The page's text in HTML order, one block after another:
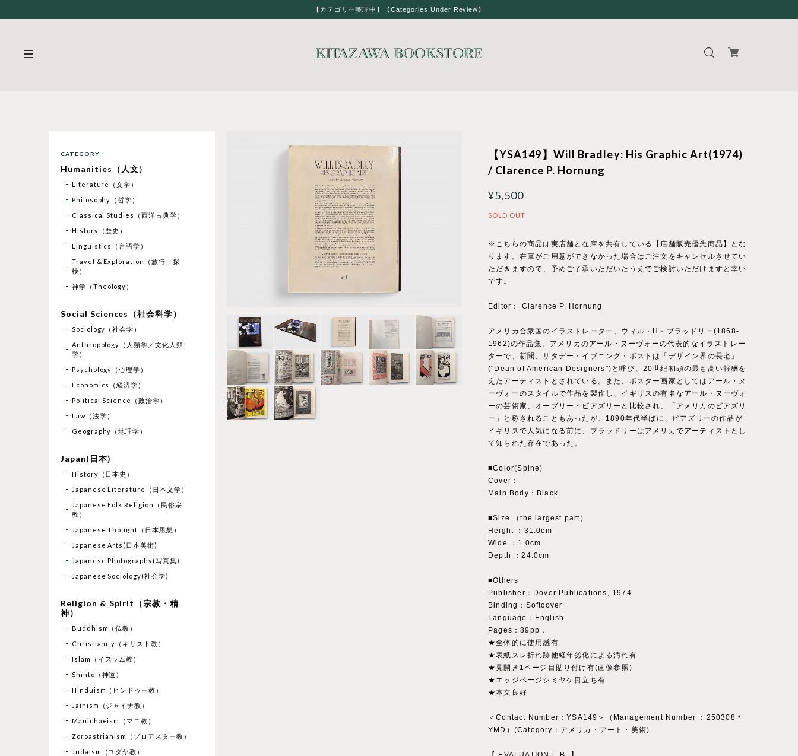
【カテゴリー整理中】【Categories Under Review】
【YSA149】Will Bradley: His Graphic Art(1974)
/ Clarence P. Hornung
¥5,500
SOLD OUT
※こちらの商品は実店舗と在庫を共有している【店舗販売優先商品】とな
ります。在庫がご用意ができなかった場合はご注文をキャンセルさせてい
ただきますので、予めご了承いただいたうえでご検討いただけますと幸い
です。
Editor： Clarence P. Hornung
アメリカ合衆国のイラストレーター、ウィル・H・ブラッドリー(1868-
1962)の作品集。アメリカのアール・ヌーヴォーの代表的なイラストレー
ターで、新聞、サタデー・イブニング・ポストは「デザイン界の長老」
("Dean of American Designers")と呼び、20世紀初頭の最も高い報酬を
えたアーティストとされている。また、ポスター画家としてはアール・ヌ
ーヴォーのスタイルで作品を製作し、イギリスの有名なアール・ヌーヴォ
ーの芸術家、オーブリー・ビアズリーと比較され、「アメリカのビアズリ
ー」と称されることもあったが、1890年代半ばに、ビアズリーの作品が
イギリスで人気になる前に、ブラッドリーはアメリカでアーティストとし
て知られた存在であった。
■Color(Spine)
Cover：‐
Main Body：Black
■Size （the largest part）
Height ：31.0cm
Wide ：1.0cm
Depth ：24.0cm
■Others
Publisher：Dover Publications, 1974
Binding：Softcover
Language：English
Pages：89pp．
★全体的に使用感有
★表紙スレ折れ跡他経年劣化による汚れ有
★見開き1ページ目貼り付け有(画像参照)
★エッジページシミヤケ目立ち有
★本文良好
＜Contact Number：YSA149＞（Management Number ：250308＊
YMD）(Category：アメリカ・アート・美術)
CATEGORY
Humanities（人文）
Literature（文学）
Philosophy（哲学）
Classical Studies（西洋古典学）
History（歴史）
Linguistics（言語学）
Travel & Exploration（旅行・探
検）
神学（Theology）
Social Sciences（社会科学）
Sociology（社会学）
Anthropology（人類学／文化人類
学）
Psychology（心理学）
Economics（経済学）
Political Science（政治学）
Law（法学）
Geography（地理学）
Japan(日本)
History（日本史）
Japanese Literature（日本文学）
Japanese Folk Religion（民俗宗
教）
Japanese Thought（日本思想）
Japanese Arts(日本美術)
Japanese Photography(写真集)
Japanese Sociology(社会学)
Religion & Spirit（宗教・精
神）
Buddhism（仏教）
Christianity（キリスト教）
Islam（イスラム教）
Shinto（神道）
Hinduism（ヒンドゥー教）
Jainism（ジャイナ教）
Manichaeism（マニ教）
Zoroastrianism（ゾロアスター教）
Judaism（ユダヤ教）